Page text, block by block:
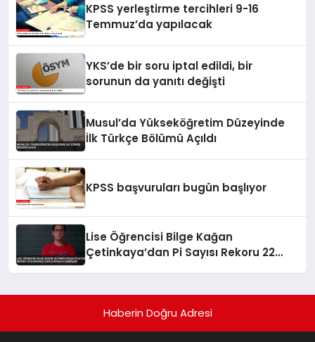
KPSS yerleştirme tercihleri 9-16
Temmuz’da yapılacak
YKS’de bir soru iptal edildi, bir
sorunun da yanıtı değişti
Musul’da Yükseköğretim Düzeyinde
İlk Türkçe Bölümü Açıldı
KPSS başvuruları bugün başlıyor
Lise Öğrencisi Bilge Kağan
Çetinkaya’dan Pi Sayısı Rekoru 22
Haberin Doğru Adresi